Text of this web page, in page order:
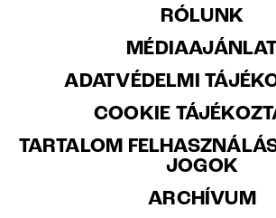
RÓLUNK
ADATVÉDELMI
COOKIE
TARTALOM
JOGOK
ARCHÍVUM